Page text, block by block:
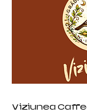
Viziunea